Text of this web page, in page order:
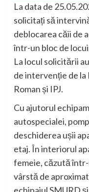
La data de
solicitați să
deblocarea căii de
într-un bloc de
La locul solicitării
de intervenție de
Roman și IPJ.
Cu ajutorul
autospecialei,
deschiderea ușii
etaj. În interiorul
femeie, căzută într-
vârstă de